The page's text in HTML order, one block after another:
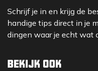
vermindert Aspen D
omgeving, maar zorgt
brandstofverbruik.
betrouwbaarheid en
Schrijf je in en krijg de
handige tips direct in je
dingen waar je echt wat
Bekijk ook